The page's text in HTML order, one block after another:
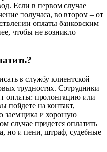
Если в первом случае
получаса, во втором – от
оплаты банковским
чтобы не возникло
в службу клиентской
трудностях. Сотрудники
оплаты: пролонгацию или
пойдете на контакт,
заемщика и хорошую
случае придется оплатить
но и пени, штраф, судебные